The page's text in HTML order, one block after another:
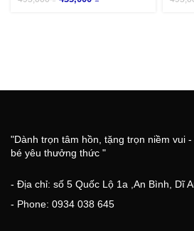
"Dành trọn tâm hồn, tặng trọn niềm vui
bé yêu thưởng thức "
- Địa chỉ: số 5 Quốc Lộ 1a ,An Bình, Dĩ
- Phone: 0934 038 645